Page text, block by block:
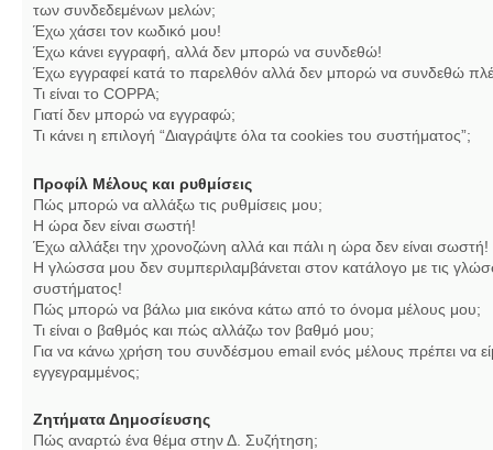
των συνδεδεμένων μελών;
Έχω χάσει τον κωδικό μου!
Έχω κάνει εγγραφή, αλλά δεν μπορώ να συνδεθώ!
Έχω εγγραφεί κατά το παρελθόν αλλά δεν μπορώ να συνδεθώ
Τι είναι το COPPA;
Γιατί δεν μπορώ να εγγραφώ;
Τι κάνει η επιλογή “Διαγράψτε όλα τα cookies του συστήματος”;
Προφίλ Μέλους και ρυθμίσεις
Πώς μπορώ να αλλάξω τις ρυθμίσεις μου;
Η ώρα δεν είναι σωστή!
Έχω αλλάξει την χρονοζώνη αλλά και πάλι η ώρα δεν είναι σωστή!
Η γλώσσα μου δεν συμπεριλαμβάνεται στον κατάλογο με τις
συστήματος!
Πώς μπορώ να βάλω μια εικόνα κάτω από το όνομα μέλους μου;
Τι είναι ο βαθμός και πώς αλλάζω τον βαθμό μου;
Για να κάνω χρήση του συνδέσμου email ενός μέλους πρέπει να
εγγεγραμμένος;
Ζητήματα Δημοσίευσης
Πώς αναρτώ ένα θέμα στην Δ. Συζήτηση;